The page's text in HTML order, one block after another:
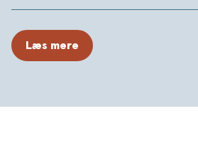
Denne bog fortæller – med en
Læs mere